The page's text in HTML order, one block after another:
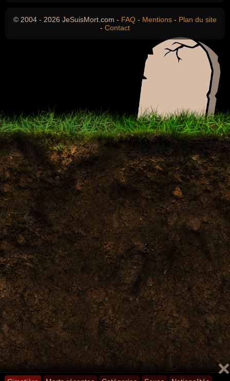
© 2004 - 2026 JeSuisMort.com - FAQ - Mentions - Plan du site
- Contact